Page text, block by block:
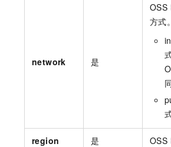
network 是
OSS
方式
region 是 OSS